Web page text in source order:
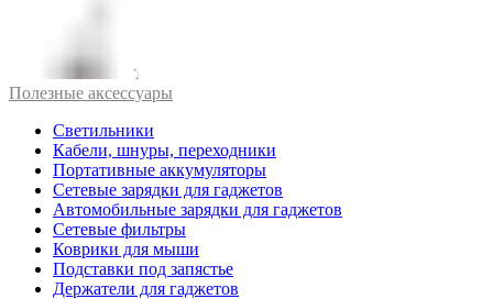
Полезные аксессуары
Светильники
Кабели, шнуры, переходники
Портативные аккумуляторы
Сетевые зарядки для гаджетов
Автомобильные зарядки для гаджетов
Сетевые фильтры
Коврики для мыши
Подставки под запястье
Держатели для гаджетов